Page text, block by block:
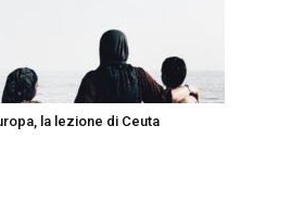
la lezione di Ceuta